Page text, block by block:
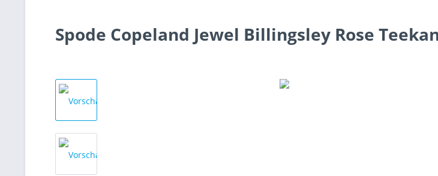
Spode Copeland Jewel Billingsley Rose